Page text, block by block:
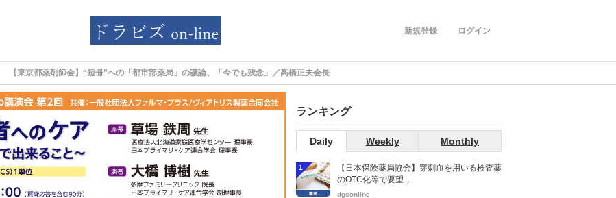
ログイン
新規登録
【東京都薬剤師会】“短冊”への「都市部薬局」の議論、「今でも残念」／髙橋正夫会長
ランキング
Daily Weekly Monthly
1
【日本保険薬局協会】穿刺血を用いる検査薬
のOTC化等で要望...
dgsonline